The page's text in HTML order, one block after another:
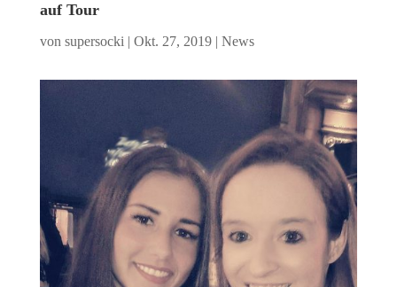
auf Tour
von supersocki | Okt. 27, 2019| News